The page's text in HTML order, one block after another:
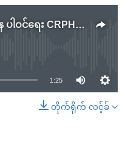
၀န်ထမ်းများ CDM မှာ မဖြစ်မနေ ပါဝင်ရေး CRPH ကြေညာချက်ထုတ်
available
1:25
တိုက်ရိုက် လင့်ခ်